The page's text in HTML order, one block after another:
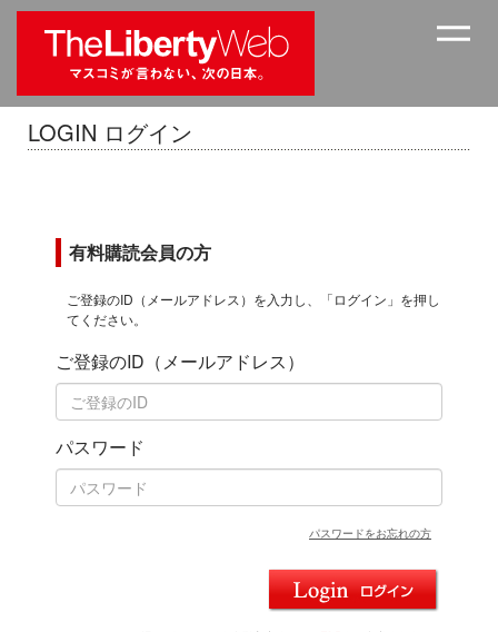
LOGIN ログイン
有料購読会員の方
ご登録のID（メールアドレス）を入力し、「ログイン」を押し
てください。
ご登録のID（メールアドレス）
パスワード
パスワードをお忘れの方